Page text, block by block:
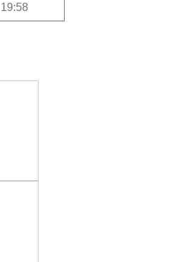
19:58